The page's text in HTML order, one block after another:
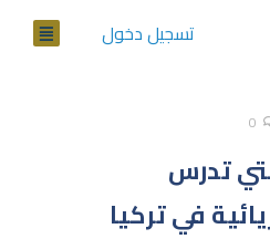
تسجيل دخول
0
تدرس
في تركيا